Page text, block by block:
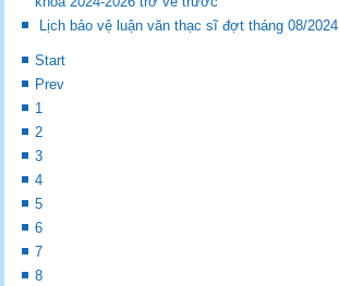
Lịch bảo vệ luận văn thạc sĩ đợt tháng 08/2024
Start
Prev
1
2
3
4
5
6
7
8